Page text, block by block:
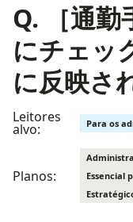
Q. ［通勤
にチェッ
に反映さ
Leitores
alvo: Para os
Planos:
Essencial